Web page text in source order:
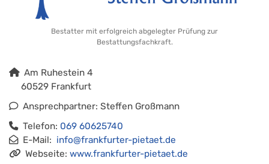
Bestatter mit erfolgreich abgelegter Prüfung zur
Bestattungsfachkraft.
Am Ruhestein 4
60529 Frankfurt
Ansprechpartner: Steffen Großmann
Telefon: 069 60625740
E-Mail: info@frankfurter-pietaet.de​​​​​​​
Webseite: www.frankfurter-pietaet.de